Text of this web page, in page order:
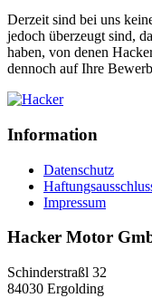
Derzeit sind bei uns
jedoch überzeugt sind,
haben, von denen
dennoch auf Ihre
Information
Datenschutz
Impressum
Hacker Motor
Schinderstraßl 32
84030 Ergolding